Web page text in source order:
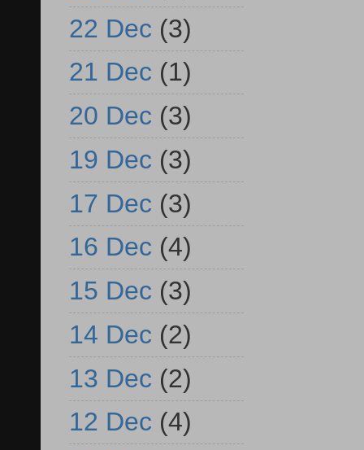
22 Dec (3)
21 Dec (1)
20 Dec (3)
19 Dec (3)
17 Dec (3)
16 Dec (4)
15 Dec (3)
14 Dec (2)
13 Dec (2)
12 Dec (4)